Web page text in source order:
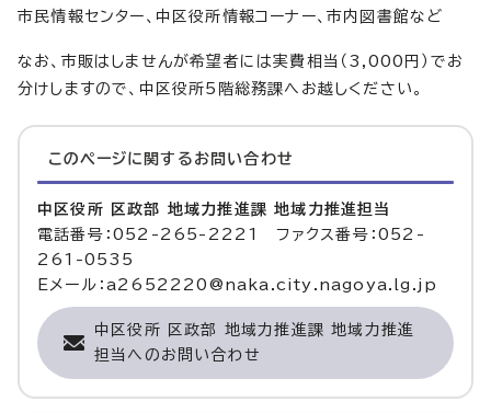
市民情報センター、中区役所情報コーナー、市内図書館など
なお、市販はしませんが希望者には実費相当（3,000円）でお
分けしますので、中区役所5階総務課へお越しください。
このページに関する お問い合わせ
中区役所 区政部 地域力推進課 地域力推進担当
電話番号：052-265-2221 ファクス番号：052-
261-0535
Eメール：a2652220@naka.city.nagoya.lg.jp
中区役所 区政部 地域力推進課 地域力推進
担当へのお問い合わせ